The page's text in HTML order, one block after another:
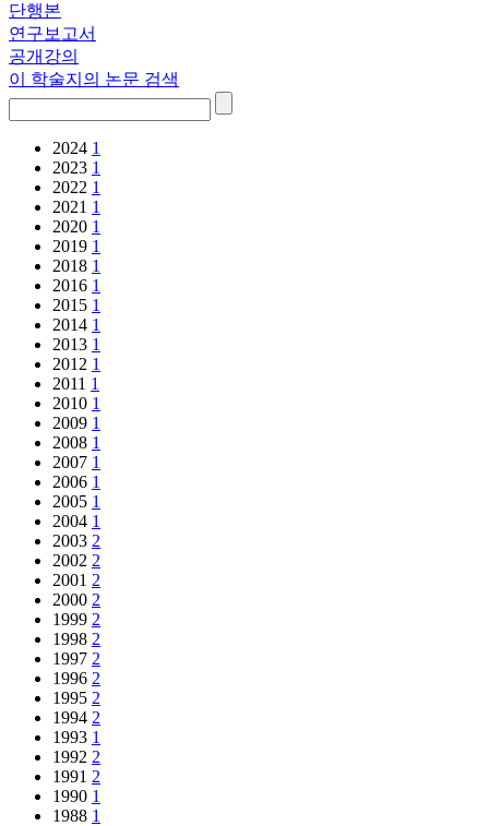
단행본
연구보고서
공개강의
이 학술지의 논문 검색
2024 1
2023 1
2022 1
2021 1
2020 1
2019 1
2018 1
2016 1
2015 1
2014 1
2013 1
2012 1
2011 1
2010 1
2009 1
2008 1
2007 1
2006 1
2005 1
2004 1
2003 2
2002 2
2001 2
2000 2
1999 2
1998 2
1997 2
1996 2
1995 2
1994 2
1993 1
1992 2
1991 2
1990 1
1988 1